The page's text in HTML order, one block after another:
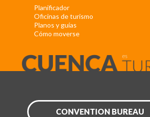
Planificador
Oficinas de turismo
Planos y guías
Cómo moverse
CONVENTION BUREAU